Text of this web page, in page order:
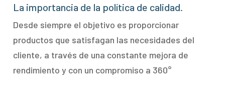
La importancia de la política de calidad.
Desde siempre el objetivo es proporcionar
productos que satisfagan las necesidades del
cliente, a través de una constante mejora de
rendimiento y con un compromiso a 360°